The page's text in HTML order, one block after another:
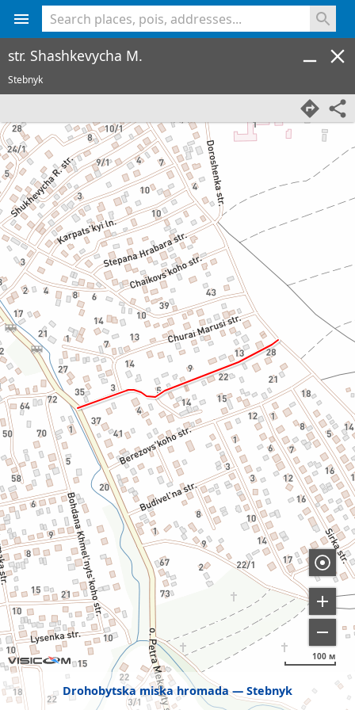
Drohobytska miska hromada Stebnyk
100 м
str. Shashkevycha M.
Stebnyk
<% console.log(hcard) %>